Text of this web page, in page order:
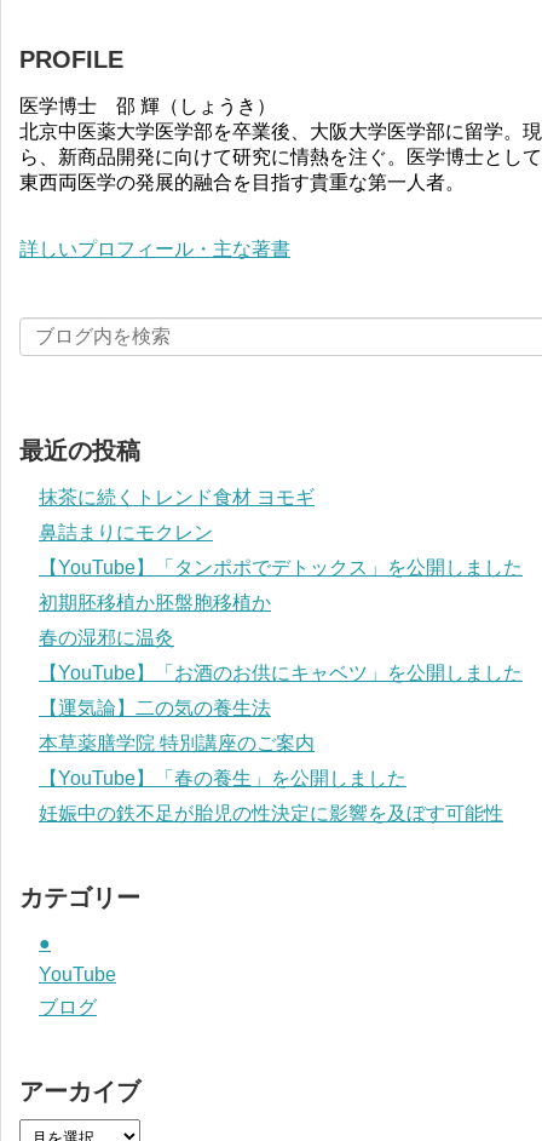
PROFILE
医学博士 邵 輝（しょうき）
北京中医薬大学医学部を卒業後、大阪大学医学部に留学。
ら、新商品開発に向けて研究に情熱を注ぐ。医学博士とし
東西両医学の発展的融合を目指す貴重な第一人者。
詳しいプロフィール・主な著書
最近の投稿
抹茶に続くトレンド食材 ヨモギ
鼻詰まりにモクレン
【YouTube】「タンポポでデトックス」を公開しました
初期胚移植か胚盤胞移植か
春の湿邪に温灸
【YouTube】「お酒のお供にキャベツ」を公開しました
【運気論】二の気の養生法
本草薬膳学院 特別講座のご案内
【YouTube】「春の養生」を公開しました
妊娠中の鉄不足が胎児の性決定に影響を及ぼす可能性
カテゴリー
●
YouTube
ブログ
アーカイブ